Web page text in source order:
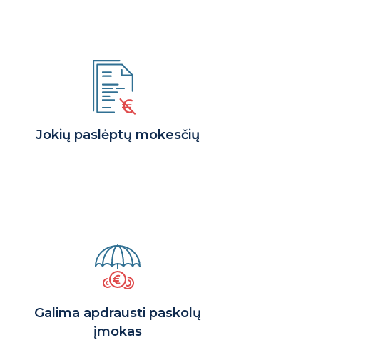
Jokių paslėptų mokesčių
Galima apdrausti paskolų
įmokas